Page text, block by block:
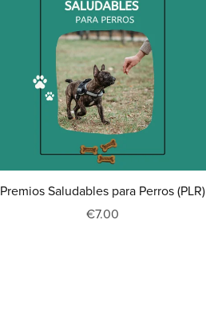
Premios Saludables para Perros (PLR)
€7.00